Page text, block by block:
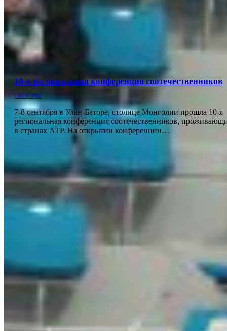
10-я региональная конференция соотечественников
13/09/2016
7-8 сентября в Улан-Баторе, столице Монголии прошла 10-я
региональная конференция соотечественников,
в странах АТР. На открытии конференции…